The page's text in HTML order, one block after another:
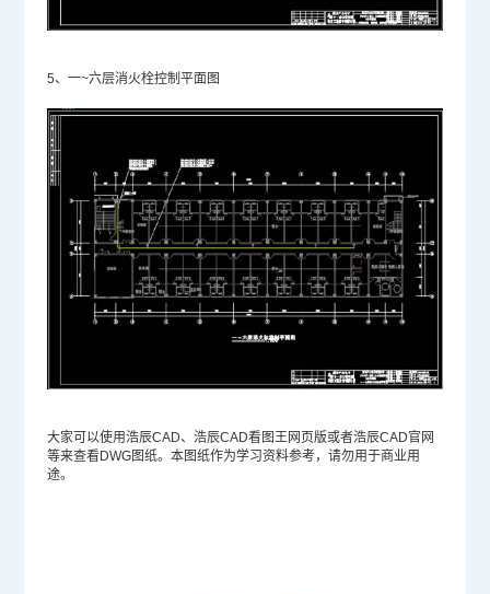
5、一~六层消火栓控制平面图
大家可以使用浩辰CAD、浩辰CAD看图王网页版或者浩辰CAD官网
等来查看DWG图纸。本图纸作为学习资料参考，请勿用于商业用
途。